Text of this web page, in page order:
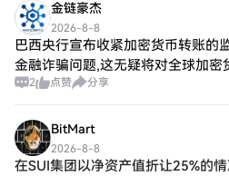
金链豪杰
2026-8-8
巴西央行宣布收紧加密货币转账的
金融诈骗问题,这无疑将对全球加密
该新规将在2024年生效,针对超过1
2 点赞 分享
BitMart
2026-8-8
在SUI集团以净资产值折让25%的